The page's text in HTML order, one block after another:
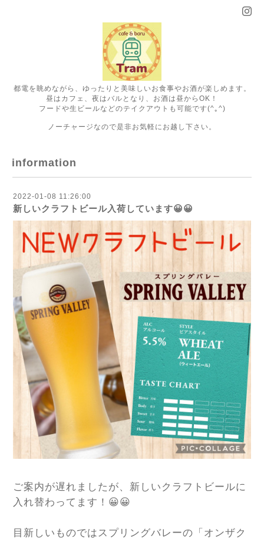
都電を眺めながら、ゆったりと美味しいお食事やお酒が楽しめます。
昼はカフェ、夜はバルとなり、お酒は昼からOK！
フードや生ビールなどのテイクアウトも可能です(^｡^)
ノーチャージなので是非お気軽にお越し下さい。
information
2022-01-08 11:26:00
新しいクラフトビール入荷しています😀😀
ご案内が遅れましたが、新しいクラフトビールに
入れ替わってます！😀😀
目新しいものではスプリングバレーの「オンザク